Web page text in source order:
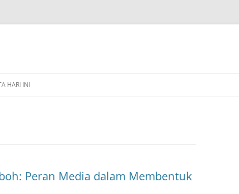
HARI INI
Peran Media dalam Membentuk